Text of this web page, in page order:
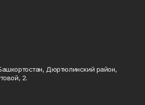
Дюртюлинский район,
2.